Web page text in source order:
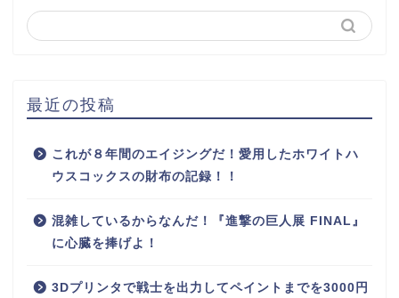
最近の投稿
これが８年間のエイジングだ！愛用したホワイトハ
ウスコックスの財布の記録！！
混雑しているからなんだ！『進撃の巨人展 FINAL』
に心臓を捧げよ！
3Dプリンタで戦士を出力してペイントまでを3000円